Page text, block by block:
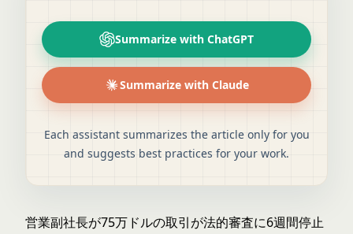
Summarize with ChatGPT
Summarize with Claude
Each assistant summarizes the article only for you
and suggests best practices for your work.
営業副社長が75万ドルの取引が法的審査に6週間停止